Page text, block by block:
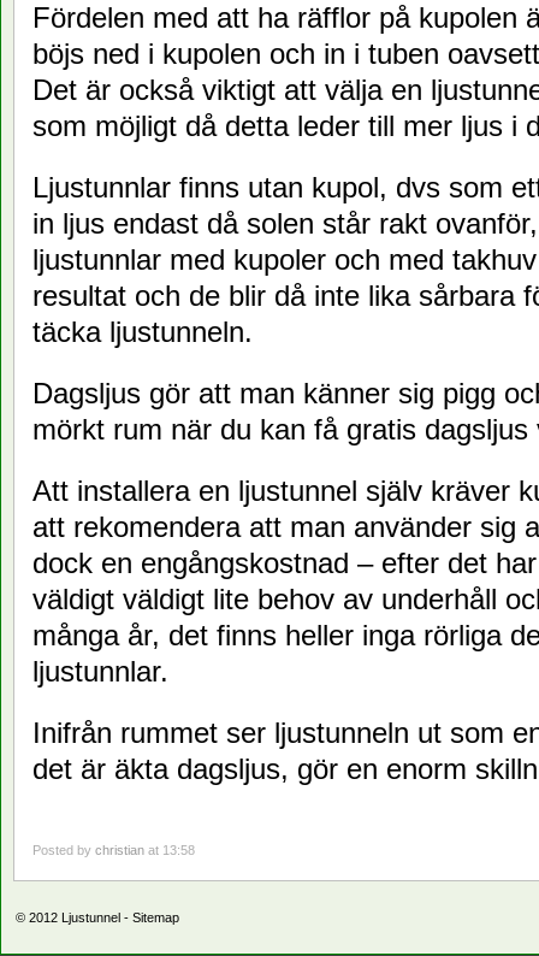
Fördelen med att ha räfflor på kupolen
böjs ned i kupolen och in i tuben
Det är också viktigt att välja en
som möjligt då detta leder till mer ljus i
Ljustunnlar finns utan kupol, dvs som
in ljus endast då solen står rakt
ljustunnlar med kupoler och med
resultat och de blir då inte lika sårbara
täcka ljustunneln.
Dagsljus gör att man känner sig pigg
mörkt rum när du kan få gratis dagsljus
Att installera en ljustunnel själv kräver
att rekomendera att man använder sig
dock en engångskostnad – efter det
väldigt väldigt lite behov av underhåll
många år, det finns heller inga rörliga
ljustunnlar.
Inifrån rummet ser ljustunneln ut som
det är äkta dagsljus, gör en enorm
Posted by christian at 13:58
© 2012 Ljustunnel - Sitemap